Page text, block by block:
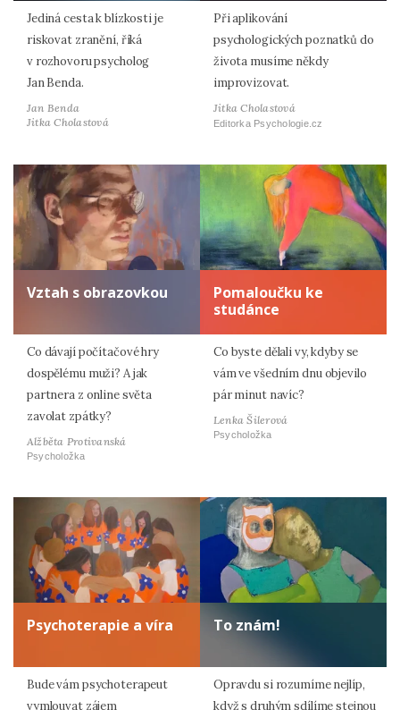
Jediná cesta k blízkosti je
riskovat zranění, říká
v rozhovoru psycholog
Jan Benda.
Jan Benda
Jitka Cholastová
Při aplikování
psychologických poznatků do
života musíme někdy
improvizovat.
Jitka Cholastová
Editorka Psychologie.cz
Vztah s obrazovkou
Co dávají počítačové hry
dospělému muži? A jak
partnera z online světa
zavolat zpátky?
Alžběta Protivanská
Psycholožka
Pomaloučku ke
studánce
Co byste dělali vy, kdyby se
vám ve všedním dnu objevilo
pár minut navíc?
Lenka Šilerová
Psycholožka
Psychoterapie a víra
Bude vám psychoterapeut
vymlouvat zájem
To znám!
Opravdu si rozumíme nejlíp,
když s druhým sdílíme stejnou